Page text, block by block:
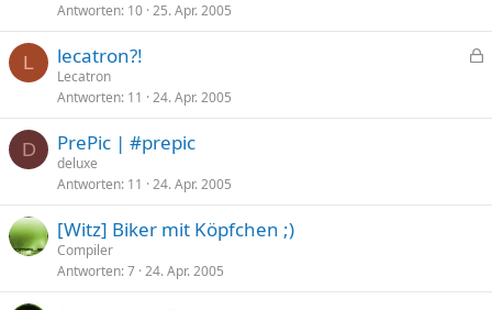
Antworten 10 25. Apr. 2005
L
p
lecatron?!
Lecatron
Antworten 11 24. Apr. 2005
D PrePic | #prepic
deluxe
Antworten 11 24. Apr. 2005
[Witz] Biker mit Köpfchen ;)
Compiler
Antworten 7 24. Apr. 2005